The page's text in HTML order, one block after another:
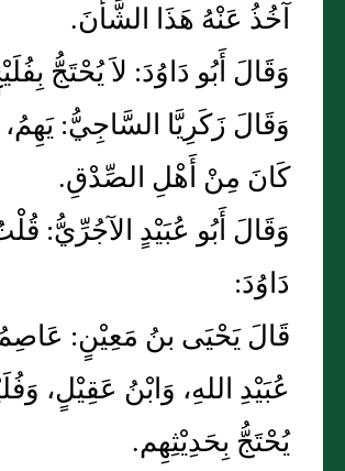
آخُذُ عَنْهُ هَذَا الشَّأْنَ.
وَقَالَ أَبُو دَاوُدَ: لاَ يُحْتَجُّ
وَقَالَ زَكَرِيَّا السَّاجِيُّ:
كَانَ مِنْ أَهْلِ الصِّدْقِ.
وَقَالَ أَبُو عُبَيْدٍ الآجُرِّيُّ:
دَاوُدَ:
قَالَ يَحْيَى بنُ مَعِيْنٍ:
عُبَيْدِ اللهِ، وَابْنُ عَقِيْلٍ،
يُحْتَجُّ بِحَدِيْثِهِم.